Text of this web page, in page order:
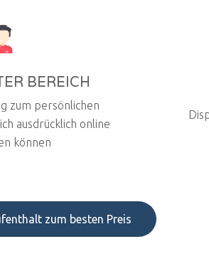
BEREICH
zum persönlichen
ausdrücklich online
können
zum besten Preis